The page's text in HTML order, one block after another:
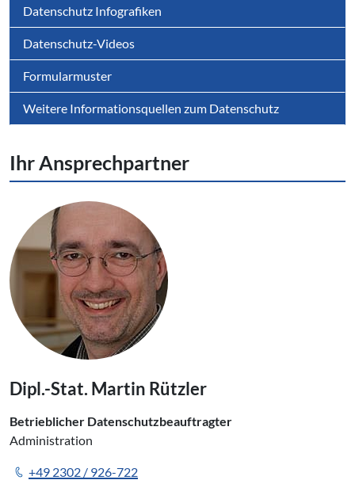
Datenschutz Infografiken
Datenschutz-Videos
Formularmuster
Weitere Informationsquellen zum Datenschutz
Ihr An­sprech­part­ner
Dipl.-Stat. Martin Rützler
Betrieblicher Datenschutzbeauftragter
Administration
+49 2302 / 926-722